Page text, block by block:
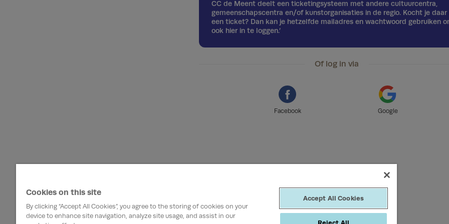
CC de Meent deelt een ticketingsysteem met andere cultuurcentra,
gemeenschapscentra en/of kunstorganisaties in de regio. Kocht je daar
een ticket? Dan kan je hetzelfde mailadres en wachtwoord gebruiken
ook hier in te loggen.’
Of log in via
Facebook Google
Cookies on this site
By clicking “Accept All Cookies”, you agree to the storing of cookies on your
device to enhance site navigation, analyze site usage, and assist in our
Accept All Cookies